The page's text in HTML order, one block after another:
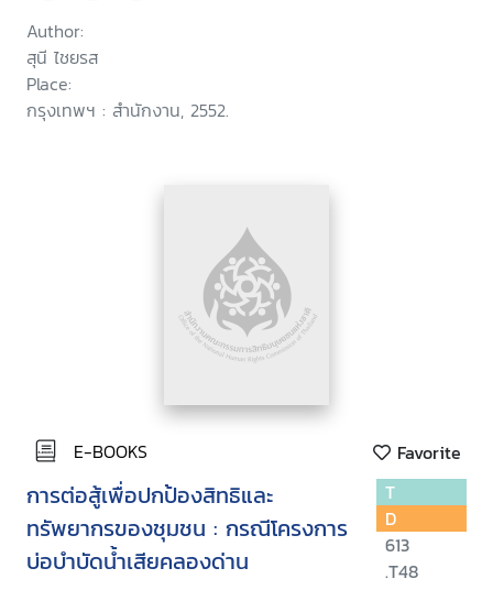
Author:
สุนี ไชยรส
Place:
กรุงเทพฯ : สำนักงาน, 2552.
E-BOOKS Favorite
การต่อสู้เพื่อปกป้องสิทธิและ
ทรัพยากรของชุมชน : กรณีโครงการ
บ่อบำบัดน้ำเสียคลองด่าน
T
D
613
.T48